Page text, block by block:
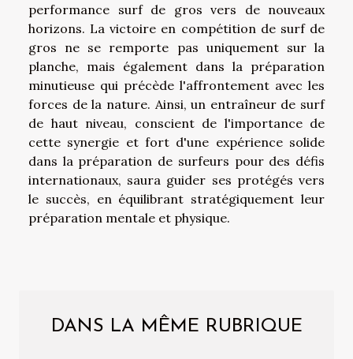
performance surf de gros vers de nouveaux
horizons. La victoire en compétition de surf de
gros ne se remporte pas uniquement sur la
planche, mais également dans la préparation
minutieuse qui précède l'affrontement avec les
forces de la nature. Ainsi, un entraîneur de surf
de haut niveau, conscient de l'importance de
cette synergie et fort d'une expérience solide
dans la préparation de surfeurs pour des défis
internationaux, saura guider ses protégés vers
le succès, en équilibrant stratégiquement leur
préparation mentale et physique.
DANS LA MÊME RUBRIQUE